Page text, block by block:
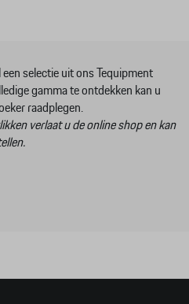
een selectie uit ons Tequipment
gamma te ontdekken kan u
raadplegen.
verlaat u de online shop en kan